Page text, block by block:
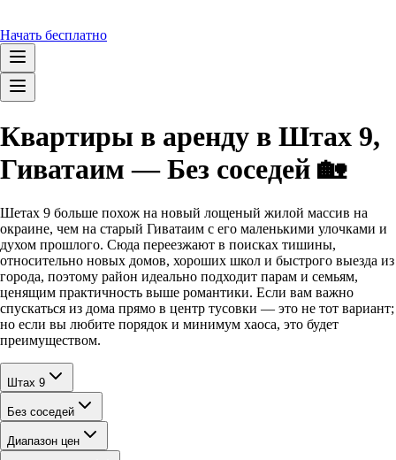
Начать бесплатно
Квартиры в аренду в Штах 9,
Гиватаим — Без соседей 🏡
Шетах 9 больше похож на новый лощеный жилой массив на
окраине, чем на старый Гиватаим с его маленькими улочками и
духом прошлого. Сюда переезжают в поисках тишины,
относительно новых домов, хороших школ и быстрого выезда из
города, поэтому район идеально подходит парам и семьям,
ценящим практичность выше романтики. Если вам важно
спускаться из дома прямо в центр тусовки — это не тот вариант;
но если вы любите порядок и минимум хаоса, это будет
преимуществом.
Штах 9
Без соседей
Диапазон цен